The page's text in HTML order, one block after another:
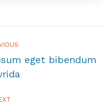
Previous
post:
eget bibendum